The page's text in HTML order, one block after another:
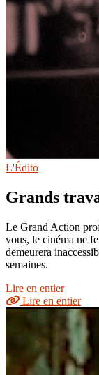
L'Édito
Grands
Le Grand Action
vous, le cinéma ne
demeurera
semaines.
Lire en entier
Lire en entier